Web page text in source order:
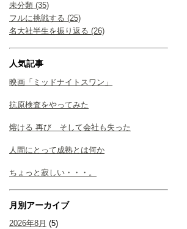
未分類 (35)
フルに挑戦する (25)
名大社半生を振り返る (26)
人気記事
映画「ミッドナイトスワン」
抗原検査をやってみた
熔ける 再び そして会社も失った
人間にとって成熟とは何か
ちょっと寂しい・・・。
月別アーカイブ
2026年8月 (5)